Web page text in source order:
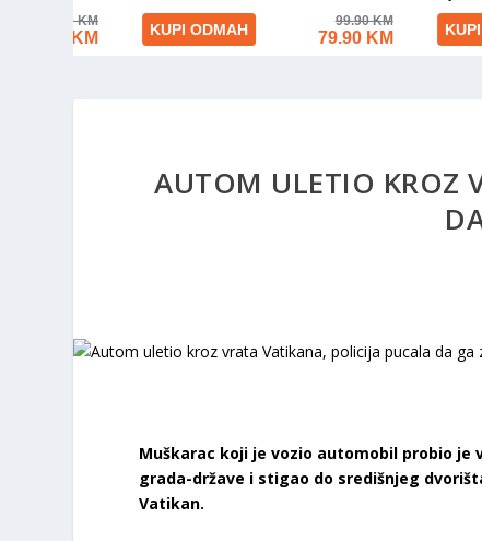
AUTOM ULETIO KROZ
Muškarac koji je vozio automobil probio
grada-države i stigao do središnjeg
Vatikan.